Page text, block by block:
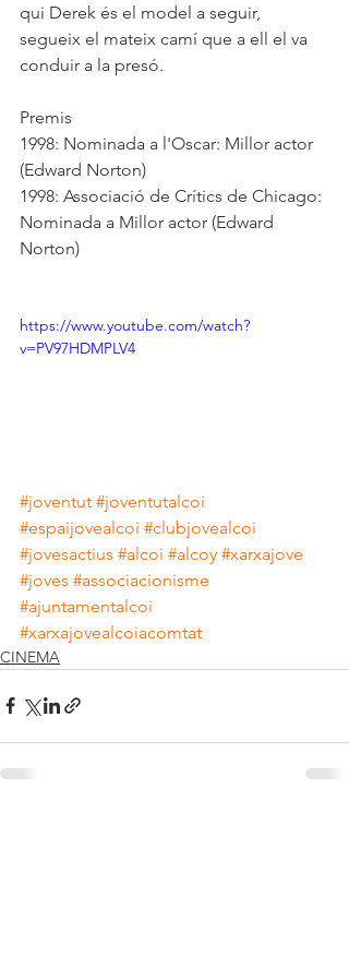
qui Derek és el model a seguir,
segueix el mateix camí que a ell el va
conduir a la presó.
Premis
1998: Nominada a l'Oscar: Millor actor
(Edward Norton)
1998: Associació de Crítics de Chicago:
Nominada a Millor actor (Edward
Norton)
https://www.youtube.com/watch?
v=PV97HDMPLV4
#joventut #joventutalcoi
#espaijovealcoi #clubjovealcoi
#jovesactius #alcoi #alcoy #xarxajove
#joves #associacionisme
#ajuntamentalcoi
#xarxajovealcoiacomtat
CINEMA